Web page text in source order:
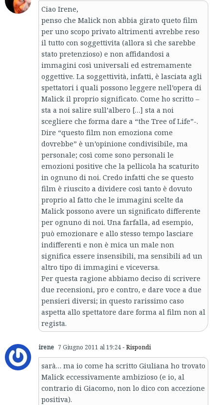
Ciao Irene,
penso che Malick non abbia girato queto film
per uno scopo privato altrimenti avrebbe reso
il tutto con soggettivita (allora sì che sarebbe
stato pretenzioso) e non affidandosi a
immagini così universali ed estremamente
oggettive. La soggettività, infatti, è lasciata agli
spettatori i quali possono leggere nell’opera di
Malick il proprio significato. Come ho scritto –
sta a noi salire sull’albero […] sta a noi
scegliere che forma dare a “the Tree of Life”-.
Dire “questo film non emoziona come
dovrebbe” è un’opinione condivisibile, ma
personale; così come sono personali le
emozioni positive che la pellicola ha scaturito
in ognuno di noi. Credo infatti che se questo
film è riuscito a dividere così tanto è dovuto
proprio al fatto che le immagini scelte da
Malick possono avere un significato differente
per ognuno di noi. Una farfalla, ad esempio,
può emozionare e allo stesso tempo lasciare
indifferenti e non è mica un male non
significa essere insensibili, ma sensibili ad un
altro tipo di immagini e viceversa.
Per questa ragione abbiamo deciso di scrivere
due recensioni, pro e contro, e dare voce a due
pensieri diversi; in questo rarissimo caso
aspetta allo spettatore dare forma al film non al
regista.
irene 7 Giugno 2011 al 19:24- Rispondi
sarà… ma io come ha scritto Giuliana ho trovato
Malick eccessivamente ambizioso (e io, al
contrario di Giacomo, non lo dico con accezione
positiva).